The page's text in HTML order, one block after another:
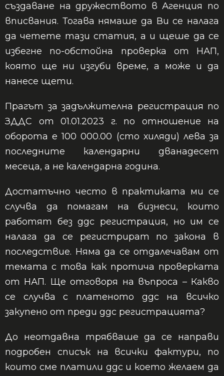
създаване на дружеството в Агенция по
вписвания. Тогава нямаше да Ви се налага
да четете тази статия, а и щеше да се
избегне по-обстойна проверка от НАП,
която ще ни изгуби време, а може и да
нанесе щети.
Прагът за задължителна регистрация по
ЗДДС от 01.01.2023 г. по отношение на
оборота е 100 000.00 (сто хиляди) лева за
последните календарни дванадесет
месеца, а не календарна година.
Достатъчно често в практиката ми се
случва да помагам на бизнеси, които
работят без ддс регистрация, но им се
налага да се регистрират по закона в
последствие. Няма да се отдалечавам от
темата с това как протича проверката
от НАП. Ще отговоря на въпроса – Какво
се случва с платеното ддс на всичко
закупено от преди ддс регистрацията?
До неотдавна трябваше да се направи
подробен списък на всички фактури, по
които сме платили ддс и което желаем да